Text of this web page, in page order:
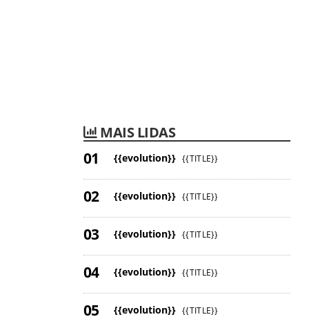
MAIS LIDAS
{{evolution}} {{TITLE}}
{{evolution}} {{TITLE}}
{{evolution}} {{TITLE}}
{{evolution}} {{TITLE}}
{{evolution}} {{TITLE}}